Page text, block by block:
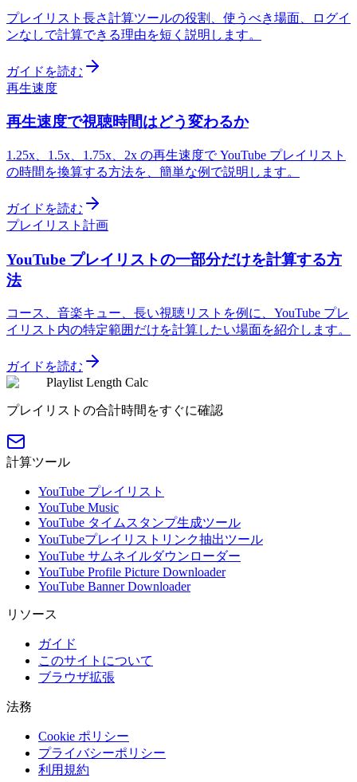
プレイリスト長さ計算ツールの役割、使うべき場面、ログイ
ンなしで計算できる理由を短く説明します。
ガイドを読む
再生速度
再生速度で視聴時間はどう変わるか
1.25x、1.5x、1.75x、2x の再生速度で YouTube プレイリスト
の時間を換算する方法を、簡単な例で説明します。
ガイドを読む
プレイリスト計画
YouTube プレイリストの一部分だけを計算する方
法
コース、音楽キュー、長い視聴リストを例に、YouTube プレ
イリスト内の特定範囲だけを計算したい場面を紹介します。
ガイドを読む
Playlist Length Calc
プレイリストの合計時間をすぐに確認
計算ツール
YouTube プレイリスト
YouTube Music
YouTube タイムスタンプ生成ツール
YouTubeプレイリストリンク抽出ツール
YouTube サムネイルダウンローダー
YouTube Profile Picture Downloader
YouTube Banner Downloader
リソース
ガイド
このサイトについて
ブラウザ拡張
法務
Cookie ポリシー
プライバシーポリシー
利用規約